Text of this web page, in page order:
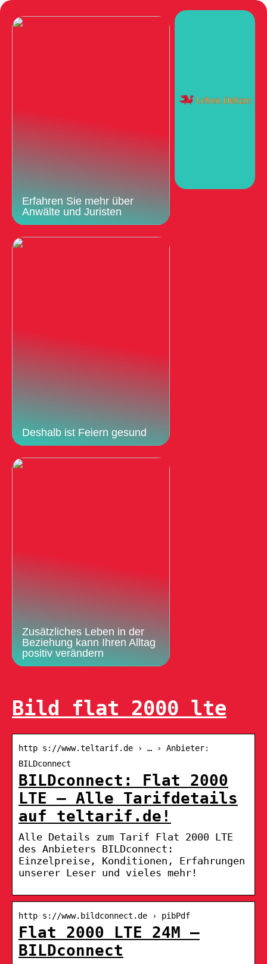
Erfahren Sie mehr über
Anwälte und Juristen
Deshalb ist Feiern gesund
Zusätzliches Leben in der
Beziehung kann Ihren Alltag
positiv verändern
Bild flat 2000 lte
http s://www.teltarif.de › … › Anbieter:
BILDconnect
BILDconnect: Flat 2000
LTE – Alle Tarifdetails
auf teltarif.de!
Alle Details zum Tarif Flat 2000 LTE
des Anbieters BILDconnect:
Einzelpreise, Konditionen, Erfahrungen
unserer Leser und vieles mehr!
http s://www.bildconnect.de › pibPdf
Flat 2000 LTE 24M –
BILDconnect